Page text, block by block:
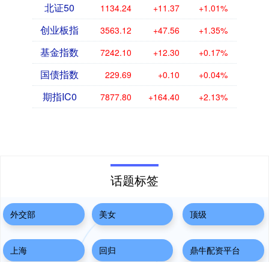
北证50 1134.24 +11.37 +1.01%
创业板指 3563.12 +47.56 +1.35%
基金指数 7242.10 +12.30 +0.17%
国债指数 229.69 +0.10 +0.04%
期指IC0 7877.80 +164.40 +2.13%
话题标签
外交部 美女 顶级
上海 回归 鼎牛配资平台